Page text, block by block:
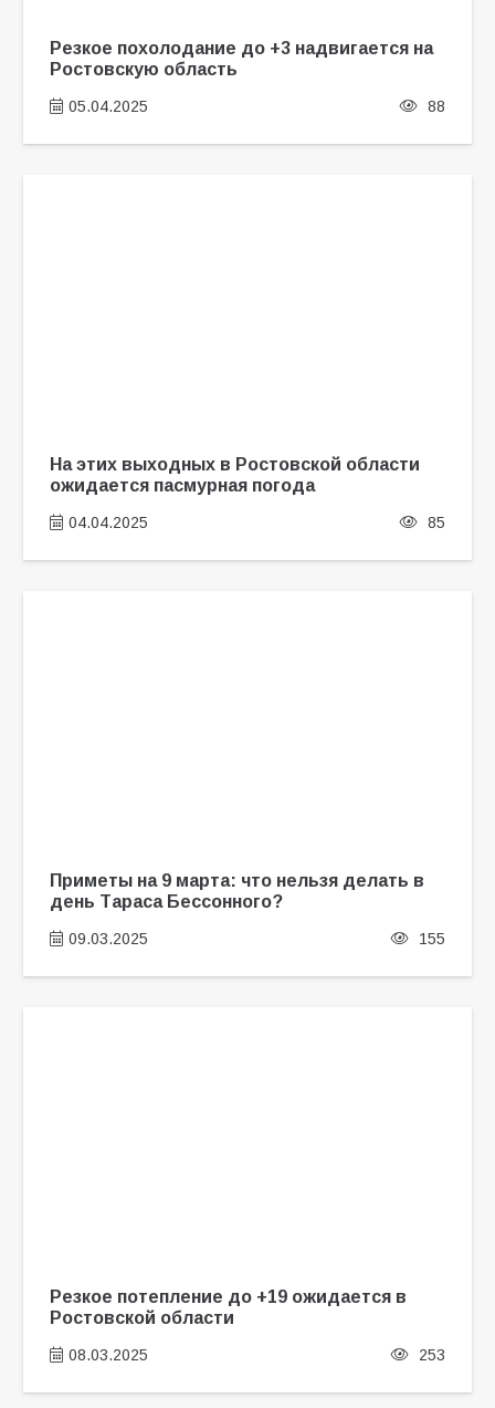
Резкое похолодание до +3 надвигается на
Ростовскую область
05.04.2025 88
На этих выходных в Ростовской области
ожидается пасмурная погода
04.04.2025 85
Приметы на 9 марта: что нельзя делать в
день Тараса Бессонного?
09.03.2025 155
Резкое потепление до +19 ожидается в
Ростовской области
08.03.2025 253